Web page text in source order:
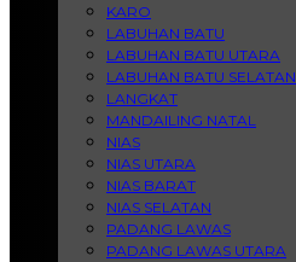
KARO
LABUHAN BATU
LABUHAN BATU UTARA
LABUHAN BATU SELATAN
LANGKAT
MANDAILING NATAL
NIAS
NIAS UTARA
NIAS BARAT
NIAS SELATAN
PADANG LAWAS
PADANG LAWAS UTARA